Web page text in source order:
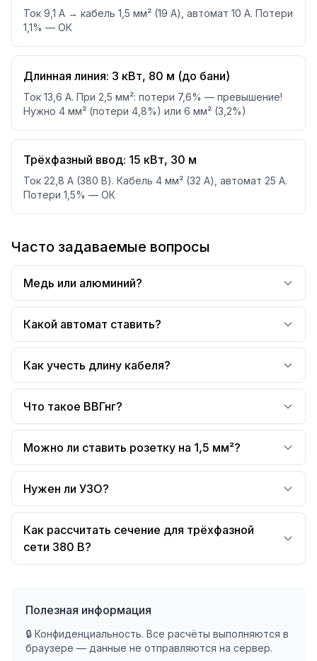
Ток 9,1 А → кабель 1,5 мм² (19 А), автомат 10 А. Потери
1,1% — ОК
Длинная линия: 3 кВт, 80 м (до бани)
Ток 13,6 А. При 2,5 мм²: потери 7,6% — превышение!
Нужно 4 мм² (потери 4,8%) или 6 мм² (3,2%)
Трёхфазный ввод: 15 кВт, 30 м
Ток 22,8 А (380 В). Кабель 4 мм² (32 А), автомат 25 А.
Потери 1,5% — ОК
Часто задаваемые вопросы
Медь или алюминий?
Какой автомат ставить?
Как учесть длину кабеля?
Что такое ВВГнг?
Можно ли ставить розетку на 1,5 мм²?
Нужен ли УЗО?
Как рассчитать сечение для трёхфазной
сети 380 В?
Полезная информация
🔒 Конфиденциальность. Все расчёты выполняются в
браузере — данные не отправляются на сервер.